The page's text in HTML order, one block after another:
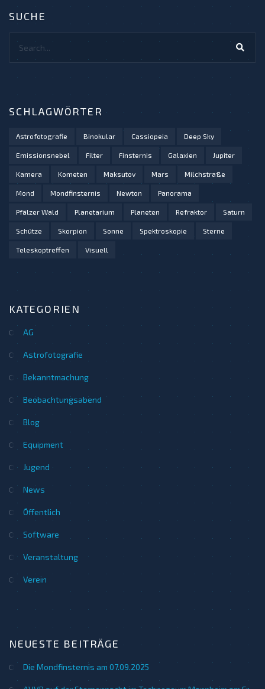
SUCHE
SCHLAGWÖRTER
Astrofotografie Binokular Cassiopeia Deep Sky
Emissionsnebel Filter Finsternis Galaxien Jupiter
Kamera Kometen Maksutov Mars Milchstraße
Mond Mondfinsternis Newton Panorama
Pfälzer Wald Planetarium Planeten Refraktor Saturn
Schütze Skorpion Sonne Spektroskopie Sterne
Teleskoptreffen Visuell
KATEGORIEN
AG
Astrofotografie
Bekanntmachung
Beobachtungsabend
Blog
Equipment
Jugend
News
Öffentlich
Software
Veranstaltung
Verein
NEUESTE BEITRÄGE
Die Mondfinsternis am 07.09.2025